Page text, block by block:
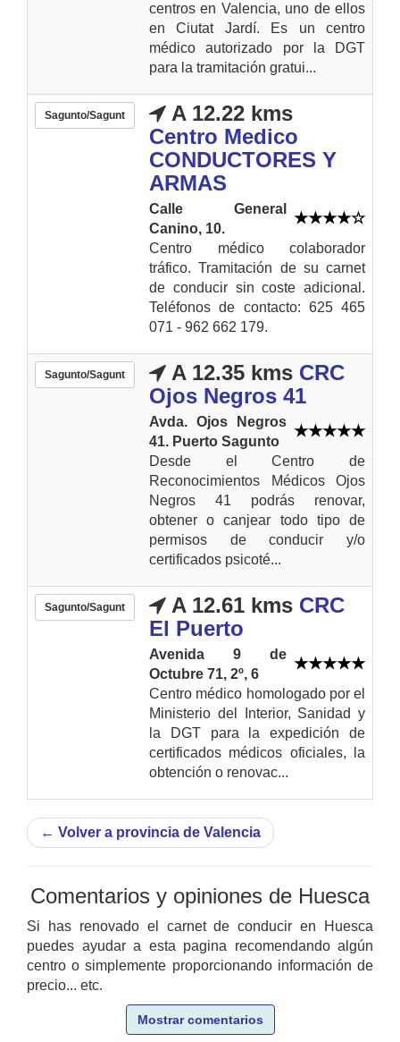
centros en Valencia, uno de ellos
en Ciutat Jardí. Es un centro
médico autorizado por la DGT
para la tramitación gratui...
Sagunto/Sagunt
A 12.22 kms
Centro Medico
CONDUCTORES Y
ARMAS
Calle General
Canino, 10.
Centro médico colaborador
tráfico. Tramitación de su carnet
de conducir sin coste adicional.
Teléfonos de contacto: 625 465
071 - 962 662 179.
Sagunto/Sagunt A 12.35 kms CRC
Ojos Negros 41
Avda. Ojos Negros
41. Puerto Sagunto
Desde el Centro de
Reconocimientos Médicos Ojos
Negros 41 podrás renovar,
obtener o canjear todo tipo de
permisos de conducir y/o
certificados psicoté...
Sagunto/Sagunt A 12.61 kms CRC
El Puerto
Avenida 9 de
Octubre 71, 2º, 6
Centro médico homologado por el
Ministerio del Interior, Sanidad y
la DGT para la expedición de
certificados médicos oficiales, la
obtención o renovac...
← Volver a provincia de Valencia
Comentarios y opiniones de Huesca
Si has renovado el carnet de conducir en Huesca
puedes ayudar a esta pagina recomendando algún
centro o simplemente proporcionando información de
precio... etc.
Mostrar comentarios